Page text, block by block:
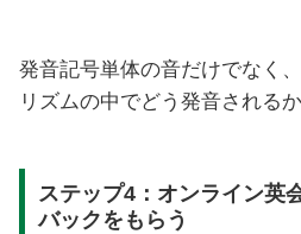
発音記号単体の音だけでなく
リズムの中でどう発音される
ステップ4：オンライン英
バックをもらう